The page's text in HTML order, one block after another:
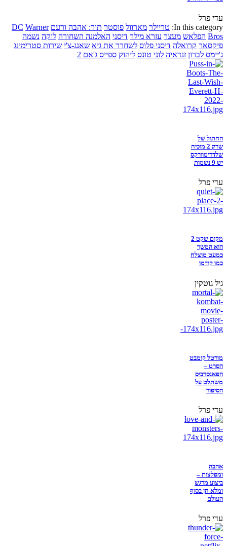
עדי פרל
In this category: טריילר מארוול פוסטר תור: אהבה ורעם DC Warner
Bros הפלאש מעצר עזרא מילר דיסני האלמנה השחורה לוקה נשמה
פיקסאר קרואלה דיסני פלוס לשחרר את גיא שאנג-צ'י שירות סטרימינג
ג'יימס לברון זנדאיה לוני טונס ליהוק ספייס ג'אם 2
החתול של
שרק 2 מוכיח
שלדרימוורקס
יש 9 נשמות
עדי פרל
מקום שקט 2
הוא המשך
כמעט מוצלח
כמו קודמו
גיל גוטקין
מורטל קומבט
הסרט –
הפאנסרביס
משתלט על
הסיפור
עדי פרל
אהבה
ומפלצות –
ביצוע מרגש
ומלא חן בסוף
העולם
עדי פרל